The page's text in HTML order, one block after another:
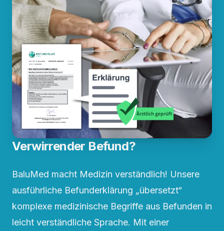
Verwirrender Befund?
BaluMed macht Medizin verständlich! Unsere
ausführliche Befunderklärung „übersetzt“
komplexe medizinische Begriffe aus Befunden in
leicht verständliche Sprache. Mit einer